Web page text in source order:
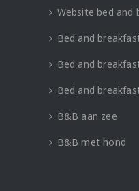
Website bed and
Bed and
Bed and
Bed and
B&B aan zee
B&B met hond